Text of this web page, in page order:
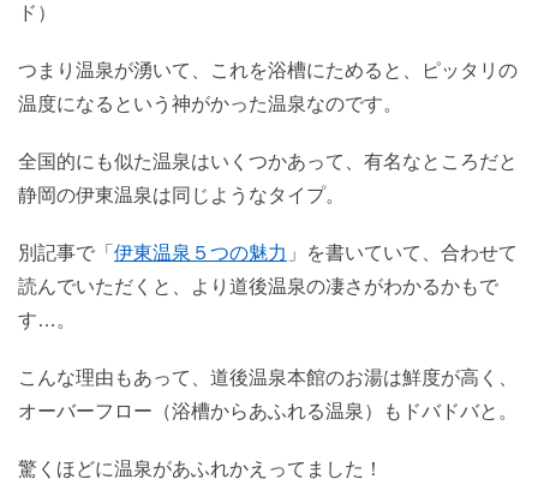
ド）
つまり温泉が湧いて、これを浴槽にためると、ピッタリの
温度になるという神がかった温泉なのです。
全国的にも似た温泉はいくつかあって、有名なところだと
静岡の伊東温泉は同じようなタイプ。
別記事で「 伊東温泉５つの魅力 」を書いていて、合わせて
読んでいただくと、より道後温泉の凄さがわかるかもで
す…。
こんな理由もあって、道後温泉本館のお湯は鮮度が高く、
オーバーフロー（浴槽からあふれる温泉）もドバドバと。
驚くほどに温泉があふれかえってました！